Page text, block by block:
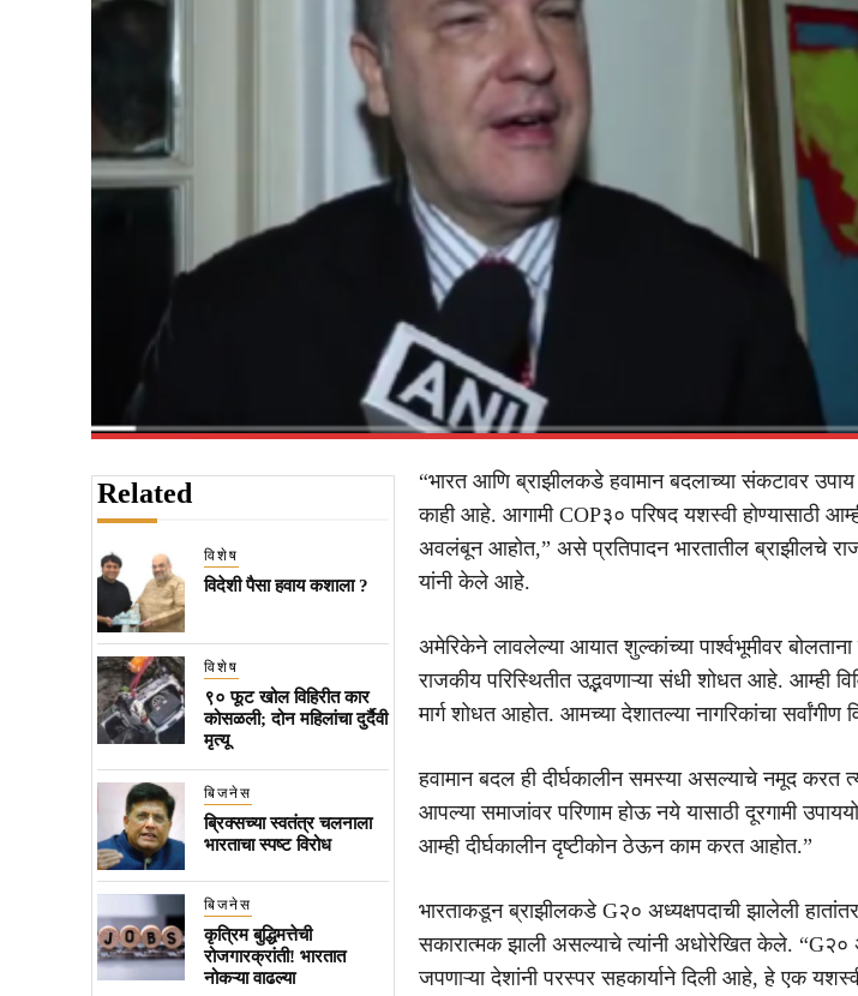
Related
विशेष
विदेशी पैसा हवाय कशाला ?
विशेष
९० फूट खोल विहिरीत कार
कोसळली; दोन महिलांचा दुर्दैवी
मृत्यू
बिजनेस
ब्रिक्सच्या स्वतंत्र चलनाला
भारताचा स्पष्ट विरोध
बिजनेस
कृत्रिम बुद्धिमत्तेची
रोजगारक्रांती! भारतात
नोकऱ्या वाढल्या
“भारत आणि ब्राझीलकडे हवामान बदलाच्या संकटावर
काही आहे. आगामी COP३० परिषद यशस्वी होण्यासाठी आम्ही
अवलंबून आहोत,” असे प्रतिपादन भारतातील ब्राझीलचे
यांनी केले आहे.
अमेरिकेने लावलेल्या आयात शुल्कांच्या पार्श्वभूमीवर
राजकीय परिस्थितीत उद्भवणाऱ्या संधी शोधत आहे. आम्ही
मार्ग शोधत आहोत. आमच्या देशातल्या नागरिकांचा
हवामान बदल ही दीर्घकालीन समस्या असल्याचे नमूद करत
आपल्या समाजांवर परिणाम होऊ नये यासाठी दूरगामी
आम्ही दीर्घकालीन दृष्टीकोन ठेऊन काम करत आहोत.”
भारताकडून ब्राझीलकडे G२० अध्यक्षपदाची झालेली
सकारात्मक झाली असल्याचे त्यांनी अधोरेखित केले. “G२०
जपणाऱ्या देशांनी परस्पर सहकार्याने दिली आहे, हे एक